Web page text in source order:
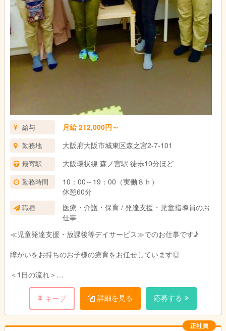
給与 月給 212,000円～
勤務地 大阪府大阪市城東区森之宮2-7-101
最寄駅 大阪環状線 森ノ宮駅 徒歩10分ほど
勤務時間
10：00～19：00（実働８ｈ）
休憩60分
職種
医療・介護・保育 / 発達支援・児童指導員のお
仕事
≪児童発達支援・放課後等デイサービス≫でのお仕事です♪
障がいをお持ちのお子様の療育をお任せしています◎
＜1日の流れ＞
午前中はお子様のご自宅にお迎えに行きます♪
運転できるスタッフと指導員が2人一組で送迎していますので安
心してくださいね♪
施設内では、午後からのレクリエーションや工作、学習プリント
の準備などを行います。
キープ 詳細を見る 応募する
正社員